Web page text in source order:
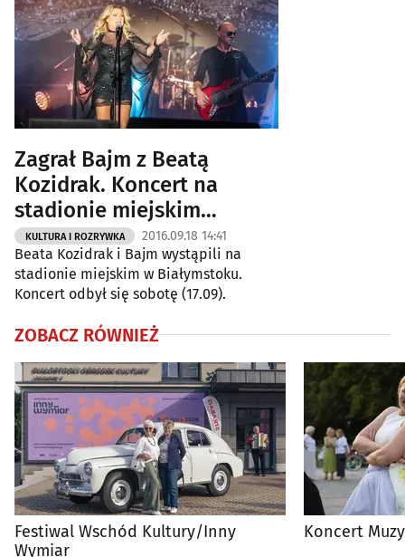
Zagrał Bajm z Beatą
Kozidrak. Koncert na
stadionie miejskim
[ZDJĘCIA]
KULTURA I ROZRYWKA 2016.09.18 14:41
Beata Kozidrak i Bajm wystąpili na
stadionie miejskim w Białymstoku.
Koncert odbył się sobotę (17.09).
ZOBACZ RÓWNIEŻ
Festiwal Wschód Kultury/Inny
Wymiar
Koncert